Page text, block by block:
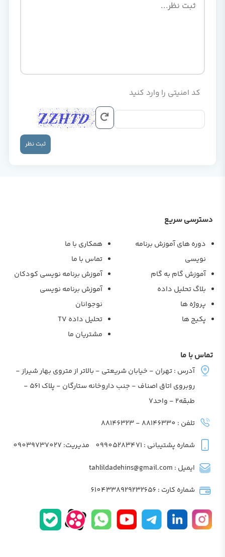
کد امنیتی را وارد کنید
ثبت نظر
دسترسی سریع
دوره های آموزش برنامه
نویسی
آموزش گام به گام
بلاگ تحلیل داده
پروژه ها
پکیج ها
همکاری با ما
تماس با ما
آموزش برنامه نویسی کودکان
آموزش برنامه نویسی
نوجوانان
تحلیل داده TV
مشتریان ما
تماس با ما
آدرس : تهران - خیابان شریعتی - بالاتر از متروی بهار شیراز -
روبروی اتاق اصناف - جنب داروخانه ستارگان - پلاک 561 -
طبقه2 - واحد7
تلفن : 88146330 - 88146323
شماره پشتیبانی : 09905283471 مدیریت: 09039737027
ایمیل : tahlildadehins@gmail.com
شماره کارت : 6104338929232656